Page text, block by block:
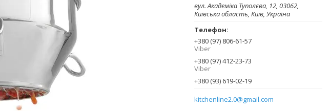
вул. Академіка Туполєва, 12, 03062,
Київська область, Київ, Україна
+380 (97) 806-61-57
Viber
+380 (97) 412-23-73
Viber
+380 (93) 619-02-19
kitchenline2.0@gmail.com